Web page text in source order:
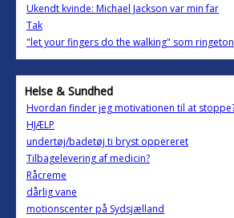
Ukendt kvinde: Michael Jackson var min far
Tak
"let your fingers do the walking" som
Helse & Sundhed
Hvordan finder jeg motivationen til at
HJÆLP
undertøj/badetøj ti bryst oppereret
Tilbagelevering af medicin?
Råcreme
dårlig vane
motionscenter på Sydsjælland